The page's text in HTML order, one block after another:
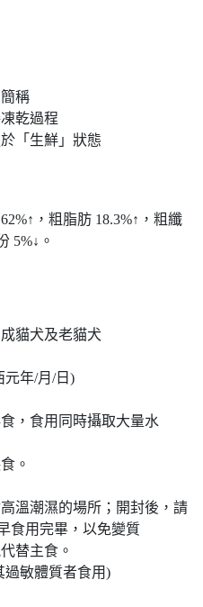
稱
乾過程
「生鮮」狀態
，粗脂肪 18.3%↑，粗纖
5%↓。
成貓犬及老貓犬
元年/月/日)
，食用同時攝取大量水
。
溫潮濕的場所；開封後，請
食用完畢，以免變質
替主食。
過敏體質者食用)